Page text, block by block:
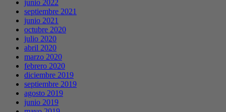
junio 2022
septiembre 2021
junio 2021
octubre 2020
julio 2020
abril 2020
marzo 2020
febrero 2020
diciembre 2019
septiembre 2019
agosto 2019
junio 2019